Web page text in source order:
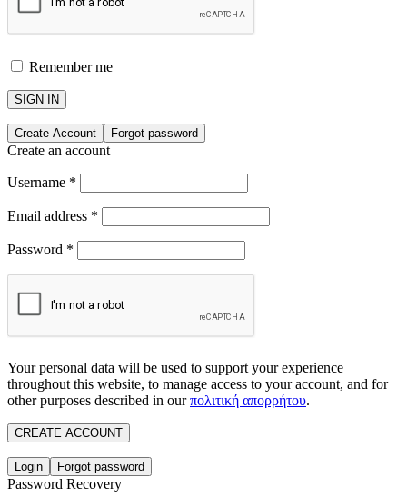
Remember me
SIGN IN
Create Account Forgot password
Create an account
Username *
Email address *
Password *
Your personal data will be used to support your experience
throughout this website, to manage access to your account, and for
other purposes described in ourπολιτική απορρήτου.
CREATE ACCOUNT
Login Forgot password
Password Recovery